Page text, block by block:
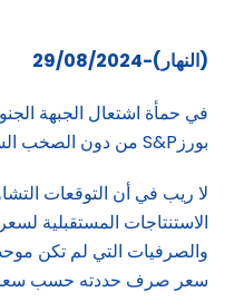
(النهار)-29/08/2024
في حمأة اشتعال الجبهة
بورزS&P من دون الصخب السياسي والإعلامي الذي يرافق صدوره عادة، خصوصا أنه أثقل بتوقعاته الاقتصاد والليرة اللبنانية بمزيد من السلبية وعدم الاستقرار مستقبلا.
الاستنتاجات المستقبلية
والصرفيات التي لم تكن
سعر صرف حددته حسب سعر صرف